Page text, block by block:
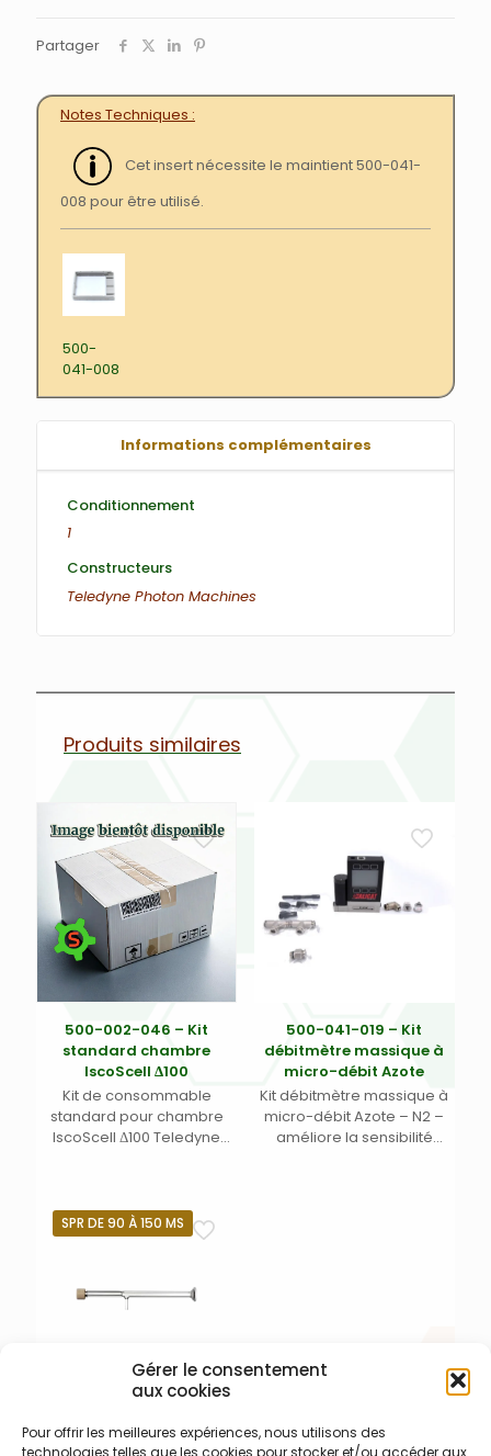
Gérer le consentement
aux cookies
Pour offrir les meilleures expériences, nous utilisons des
technologies telles que les cookies pour stocker et/ou accéder aux
Partager
Notes Techniques
Cet insert nécessite le maintient 500-041-
008 pour être utilisé.
500-
041-008
Informations complémentaires
Conditionnement
1
Constructeurs
Teledyne Photon Machines
Produits similaires
500-002-046 – Kit
standard chambre
IscoScell Δ100
Kit de consommable
standard pour chambre
IscoScell Δ100 Teledyne
(1,524 m) Tube Peek haute
pression et 2 raccords sans
500-041-019 – Kit
débitmètre massique à
micro-débit Azote
Kit débitmètre massique à
micro-débit Azote – N2 –
améliore la sensibilité
SPR DE 90 À 150 MS
500-002-040 – Chambre
de mélange non